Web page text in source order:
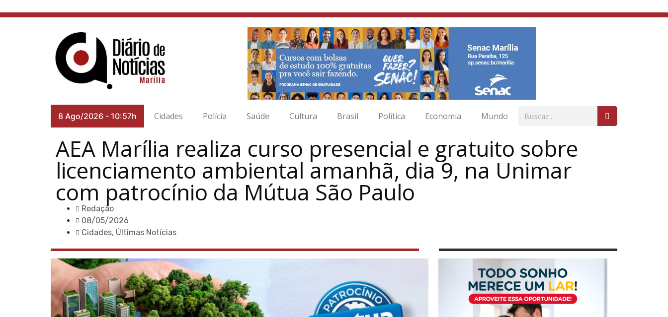
8 Ago/2026 - 10:57h Cidades Polícia Saúde Cultura Brasil Política Economia Mundo
AEA Marília realiza curso presencial e gratuito sobre
licenciamento ambiental amanhã, dia 9, na Unimar
com patrocínio da Mútua São Paulo
Redação
08/05/2026
Cidades, Últimas Notícias